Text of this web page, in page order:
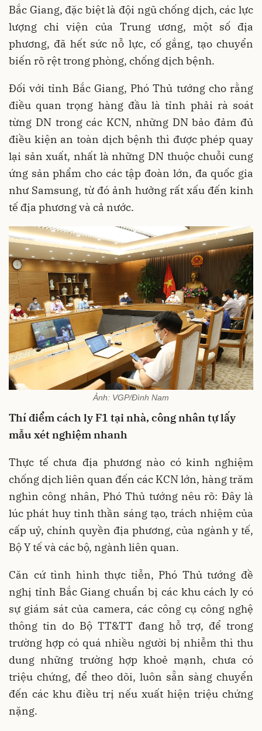
Bắc Giang, đặc biệt là đội ngũ chống dịch, các lực
lượng chi viện của Trung ương, một số địa
phương, đã hết sức nỗ lực, cố gắng, tạo chuyển
biến rõ rệt trong phòng, chống dịch bệnh.
Đối với tỉnh Bắc Giang, Phó Thủ tướng cho rằng
điều quan trọng hàng đầu là tỉnh phải rà soát
từng DN trong các KCN, những DN bảo đảm đủ
điều kiện an toàn dịch bệnh thì được phép quay
lại sản xuất, nhất là những DN thuộc chuỗi cung
ứng sản phẩm cho các tập đoàn lớn, đa quốc gia
như Samsung, từ đó ảnh hưởng rất xấu đến kinh
tế địa phương và cả nước.
Ảnh: VGP/Đình Nam
Thí điểm cách ly F1 tại nhà, công nhân tự lấy
mẫu xét nghiệm nhanh
Thực tế chưa địa phương nào có kinh nghiệm
chống dịch liên quan đến các KCN lớn, hàng trăm
nghìn công nhân, Phó Thủ tướng nêu rõ: Đây là
lúc phát huy tinh thần sáng tạo, trách nhiệm của
cấp uỷ, chính quyền địa phương, của ngành y tế,
Bộ Y tế và các bộ, ngành liên quan.
Căn cứ tình hình thực tiễn, Phó Thủ tướng đề
nghị tỉnh Bắc Giang chuẩn bị các khu cách ly có
sự giám sát của camera, các công cụ công nghệ
thông tin do Bộ TT&TT đang hỗ trợ, để trong
trường hợp có quá nhiều người bị nhiễm thì thu
dung những trường hợp khoẻ mạnh, chưa có
triệu chứng, để theo dõi, luôn sẵn sàng chuyển
đến các khu điều trị nếu xuất hiện triệu chứng
nặng.